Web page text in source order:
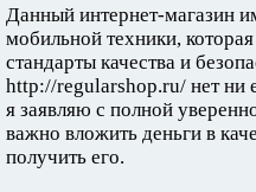
Данный интернет-магазин
мобильной техники,
стандарты качества и
http://regularshop.ru/ нет ни
я заявляю с полной
важно вложить деньги в
получить его.